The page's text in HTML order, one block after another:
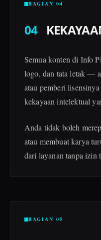
BAGIAN 04
04
Semua konten di Info
logo, dan tata letak —
atau pemberi
kekayaan intelektual
Anda tidak boleh
atau membuat karya
dari layanan tanpa izin
BAGIAN 05